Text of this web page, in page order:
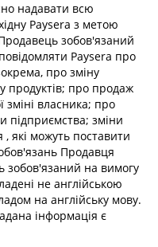
надавати всю
Paysera з метою
зобов'язаний
Paysera про
про зміну
продуктів; про продаж
зміні власника; про
підприємства; зміни
які можуть поставити
Продавця
зобов'язаний на вимогу
не англійською
на англійську мову.
інформація є